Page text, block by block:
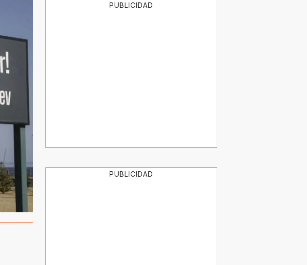
PUBLICIDAD
PUBLICIDAD